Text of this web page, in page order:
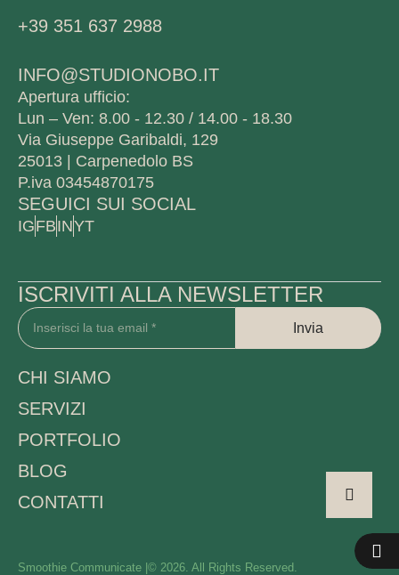
+39 351 637 2988
INFO@STUDIONOBO.IT
Apertura ufficio:
Lun – Ven: 8.00 - 12.30 / 14.00 - 18.30
Via Giuseppe Garibaldi, 129
25013 | Carpenedolo BS
P.iva 03454870175
SEGUICI SUI SOCIAL
IGFBINYT
ISCRIVITI ALLA NEWSLETTER
Invia
CHI SIAMO
SERVIZI
PORTFOLIO
BLOG
CONTATTI
Smoothie Communicate | © 2026. All Rights Reserved.